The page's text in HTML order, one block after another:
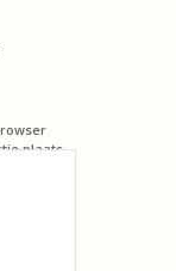
plaats.